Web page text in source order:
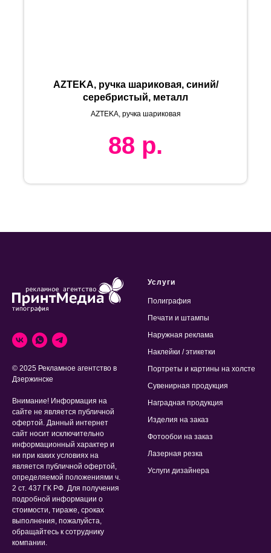
AZTEKA, ручка шариковая, синий/
серебристый, металл
AZTEKA, ручка шариковая
88 р.
© 2025 Рекламное агентство в
Дзержинске
Внимание! Информация на
сайте не является публичной
офертой. Данный интернет
сайт носит исключительно
информационный характер и
ни при каких условиях на
является публичной офертой,
определяемой положениями ч.
2 ст. 437 ГК РФ. Для получения
подробной информации о
стоимости, тираже, сроках
выполнения, пожалуйста,
обращайтесь к сотруднику
компании.
Услуги
Полиграфия
Печати и штампы
Наружная реклама
Наклейки / этикетки
Портреты и картины на холсте
Сувенирная продукция
Наградная продукция
Изделия на заказ
Фотообои на заказ
Лазерная резка
Услуги дизайнера